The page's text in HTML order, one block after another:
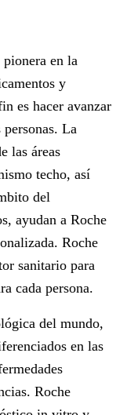
pionera en la
y
es hacer avanzar
La
las áreas
techo, así
del
ayudan a Roche
Roche
sanitario para
cada persona.
del mundo,
en las
Roche